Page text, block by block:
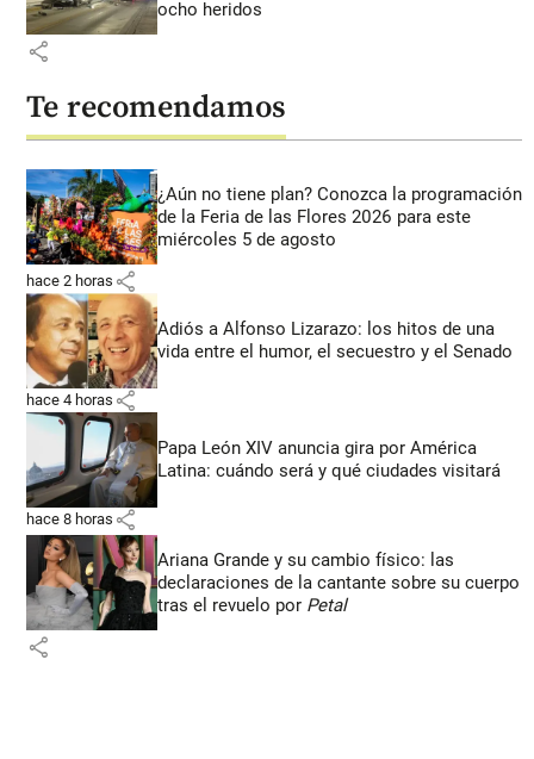
ocho heridos
share
Te recomendamos
¿Aún no tiene plan? Conozca la programación
de la Feria de las Flores 2026 para este
miércoles 5 de agosto
hace 2 horas share
Adiós a Alfonso Lizarazo: los hitos de una
vida entre el humor, el secuestro y el Senado
hace 4 horas share
Papa León XIV anuncia gira por América
Latina: cuándo será y qué ciudades visitará
hace 8 horas share
Ariana Grande y su cambio físico: las
declaraciones de la cantante sobre su cuerpo
tras el revuelo por Petal
share